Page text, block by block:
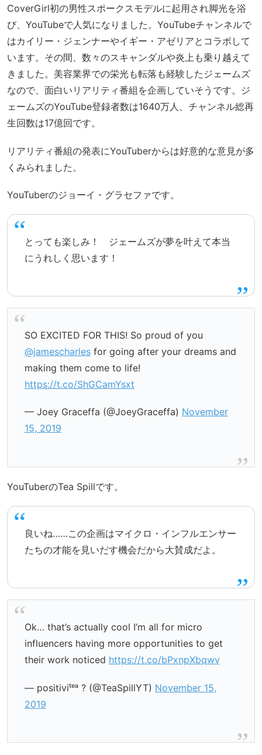
CoverGirl初の男性スポークスモデルに起用され脚光を浴
び、YouTubeで人気になりました。YouTubeチャンネルで
はカイリー・ジェンナーやイギー・アゼリアとコラボして
います。その間、数々のスキャンダルや炎上も乗り越えて
きました。美容業界での栄光も転落も経験したジェームズ
なので、面白いリアリティ番組を企画していそうです。ジ
ェームズのYouTube登録者数は1640万人、チャンネル総再
生回数は17億回です。
リアリティ番組の発表にYouTuberからは好意的な意見が多
くみられました。
YouTuberのジョーイ・グラセファです。
とっても楽しみ！ ジェームズが夢を叶えて本当
にうれしく思います！
SO EXCITED FOR THIS! So proud of you
@jamescharlesfor going after your dreams and
making them come to life!
https://t.co/ShGCamYsxt
— Joey Graceffa (@JoeyGraceffa) November
15, 2019
YouTuberのTea Spillです。
良いね……この企画はマイクロ・インフルエンサー
たちの才能を見いだす機会だから大賛成だよ。
Ok… that’s actually cool I’m all for micro
influencers having more opportunities to get
their work noticed https://t.co/bPxnpXbqwv
— positiviᵗᵉᵃ ? (@TeaSpillYT) November 15,
2019